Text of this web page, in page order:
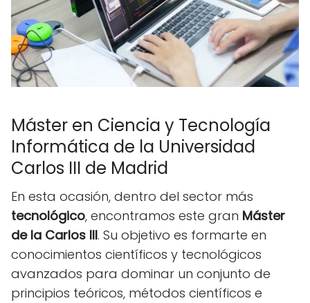
Máster en Ciencia y Tecnología
Informática de la Universidad
Carlos III de Madrid
En esta ocasión, dentro del sector más
tecnológico, encontramos este gran Máster
de la Carlos III. Su objetivo es formarte en
conocimientos científicos y tecnológicos
avanzados para dominar un conjunto de
principios teóricos, métodos científicos e